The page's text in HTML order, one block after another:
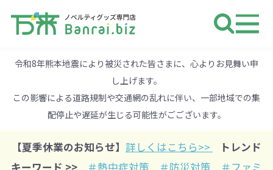
令和8年熊本地震により被災された皆さまに、心よりお見舞い申
し上げます。
この影響による道路規制や交通網の乱れに伴い、一部地域での集
配停止や遅延が生じる可能性がごございます。
【夏季休業のお知らせ】 詳しくはこちら>>
トレンド